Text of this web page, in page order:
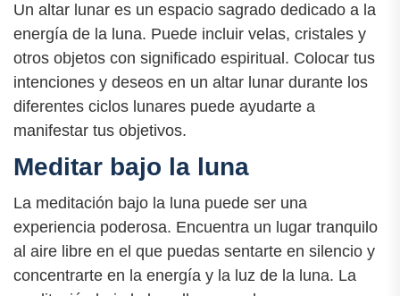
Un altar lunar es un espacio sagrado dedicado a la
energía de la luna. Puede incluir velas, cristales y
otros objetos con significado espiritual. Colocar tus
intenciones y deseos en un altar lunar durante los
diferentes ciclos lunares puede ayudarte a
manifestar tus objetivos.
Meditar bajo la luna
La meditación bajo la luna puede ser una
experiencia poderosa. Encuentra un lugar tranquilo
al aire libre en el que puedas sentarte en silencio y
concentrarte en la energía y la luz de la luna. La